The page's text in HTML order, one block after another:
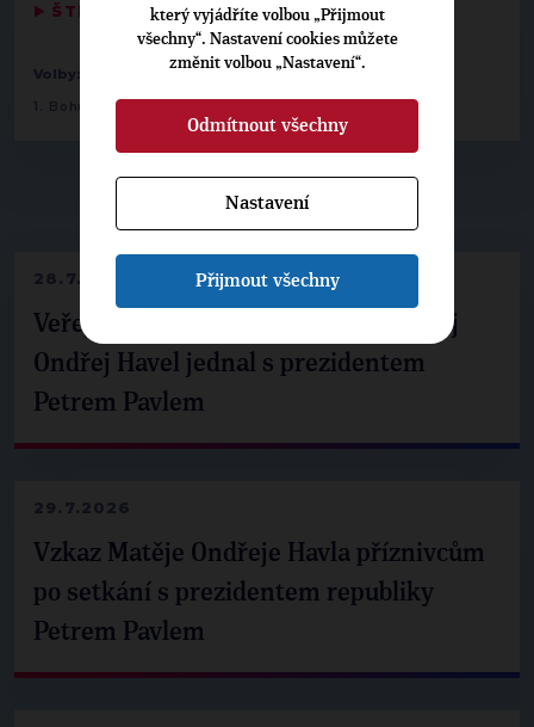
NEPŘEHLÉDNĚTE
28.7.2026
Veřejné finance, euro i školství. Matěj
Ondřej Havel jednal s prezidentem
Petrem Pavlem
29.7.2026
Vzkaz Matěje Ondřeje Havla příznivcům
po setkání s prezidentem republiky
Petrem Pavlem
▶ ŠTÍTKY
Volby: 2014 zastupitelstva obcí-
1. Bohumil Straka
který vyjádříte volbou „Přijmout
všechny“. Nastavení cookies můžete
změnit volbou „Nastavení“.
Odmítnout všechny
Nastavení
Přijmout všechny